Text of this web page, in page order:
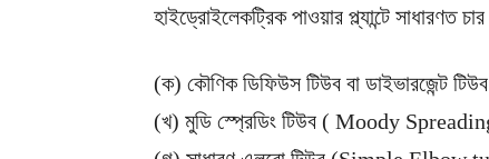
হাইড্রোইলেকট্রিক পাওয়ার প্ল্যান্টে সাধারণত
(ক) কৌণিক ডিফিউস টিউব বা
(খ) মুডি স্প্রেডিং টিউব ( Moody